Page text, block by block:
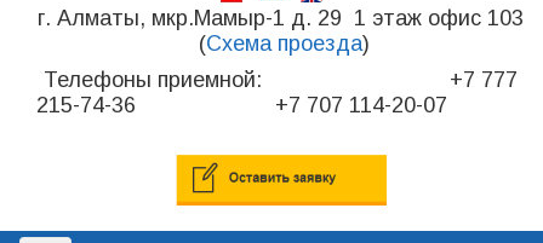
г. Алматы, мкр.Мамыр-1 д. 29 1 этаж офис 103
(Схема проезда)
Телефоны приемной: +7 777
215-74-36 +7 707 114-20-07